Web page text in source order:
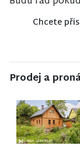
Chcete
Prodej a